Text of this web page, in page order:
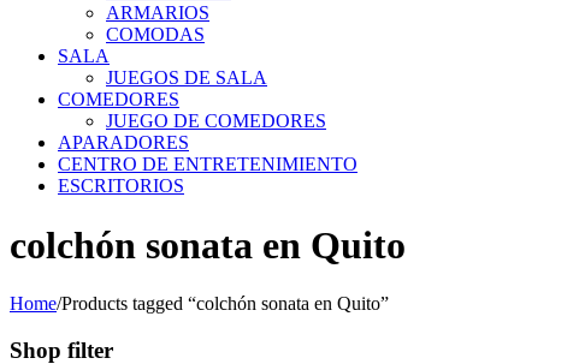
ARMARIOS
COMODAS
SALA
JUEGOS DE SALA
COMEDORES
JUEGO DE COMEDORES
APARADORES
CENTRO DE ENTRETENIMIENTO
ESCRITORIOS
colchón sonata en Quito
Home/Products tagged “colchón sonata en Quito”
Shop filter